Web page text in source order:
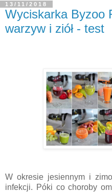
13/11/2018
Wyciskarka Byzoo
warzyw i ziół - test
W okresie jesiennym i
infekcji. Póki co choroby